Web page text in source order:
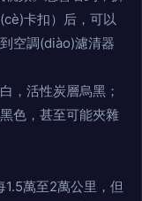
卡扣）后，可以
空調(diào)濾清器
，活性炭層烏黑；
色，甚至可能夾雜
萬至2萬公里，但